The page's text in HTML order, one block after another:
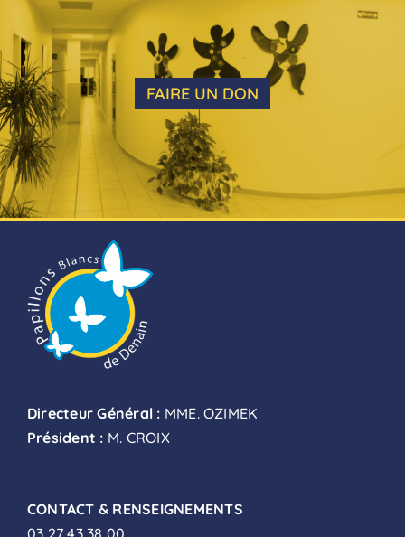
FAIRE UN DON
Directeur Général : MME. OZIMEK
Président : M. CROIX
CONTACT & RENSEIGNEMENTS